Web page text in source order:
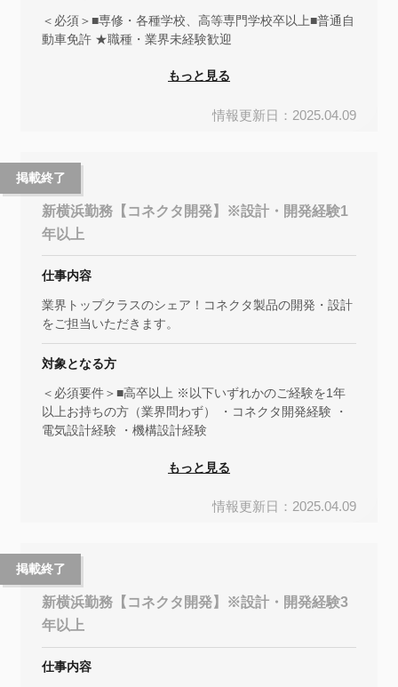
情報更新日：2025.04.09
＜必須＞■専修・各種学校、高等専門学校卒以上■普通自
動車免許 ★職種・業界未経験歓迎
もっと見る
掲載終了
情報更新日：2025.04.09
新横浜勤務【コネクタ開発】※設計・開発経験1
年以上
仕事内容
業界トップクラスのシェア！コネクタ製品の開発・設計
をご担当いただきます。
対象となる方
＜必須要件＞■高卒以上 ※以下いずれかのご経験を1年
以上お持ちの方（業界問わず） ・コネクタ開発経験 ・
電気設計経験 ・機構設計経験
もっと見る
掲載終了
新横浜勤務【コネクタ開発】※設計・開発経験3
年以上
仕事内容